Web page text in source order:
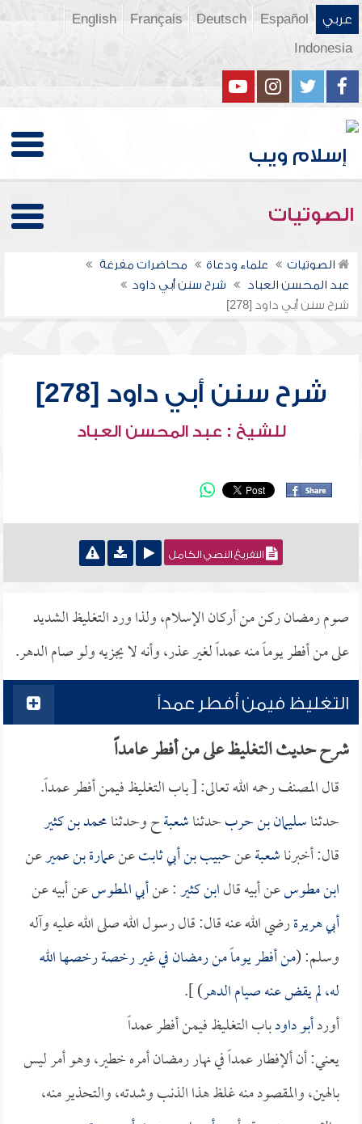
عربي Español
Deutsch
Français
English
Indonesia
الصوتيات
الصوتيات علماء ودعاة
محاضرات مفرغة
عبد المحسن العباد
شرح سنن أبي داود
شرح سنن أبي داود [278]
شرح سنن أبي داود [278]
للشيخ : عبد المحسن العباد
التفريغ النصي الكامل
صوم رمضان ركن من أركان الإسلام، ولذا ورد التغليظ الشديد
على من أفطر يوماً منه عمداً لغير عذر، وأنه لا يجزيه ولو صام الدهر.
التغليظ فيمن أفطر عمداً
شرح حديث التغليظ على من أفطر عامداً
قال المصنف رحمه الله تعالى: [ باب التغليظ فيمن أفطر عمداً.
حدثناسليمان بن حربحدثناشعبةح وحدثنامحمد بن كثير
قال: أخبرناشعبةعنحبيب بن أبي ثابتعنعمارة بن عميرعن
ابن مطوسعن أبيه قالابن كثير: عنأبي المطوسعن أبيه عن
أبي هريرةرضي الله عنه قال: قال رسول الله صلى الله عليه وآله
وسلم: (من أفطر يوماً من رمضان في غير رخصة رخصها الله
له، لم يقض عنه صيام الدهر) ].
أوردأبو داودباب التغليظ فيمن أفطر عمداً
يعني: أن ألإفطار عمداً في نهار رمضان أمره خطير، وهو أمر ليس
بالهين، والمقصود منه غلظ هذا الذنب وشدته، والتحذير منه،